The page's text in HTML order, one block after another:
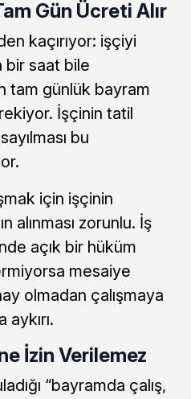
Gün Ücreti Alır
kaçırıyor: işçiyi
bir saat bile
tam günlük bayram
İşçinin tatil
bu
için işçinin
alınması zorunlu. İş
açık bir hüküm
mesaiye
olmadan çalışmaya
aykırı.
İzin Verilemez
“bayramda çalış,